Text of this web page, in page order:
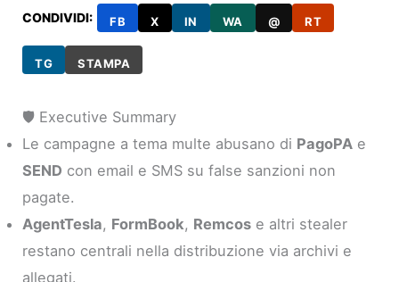
CONDIVIDI: FB X IN WA @ RT
TG STAMPA
🛡️ Executive Summary
Le campagne a tema multe abusano di PagoPA e
SEND con email e SMS su false sanzioni non
pagate.
AgentTesla, FormBook, Remcos e altri stealer
restano centrali nella distribuzione via archivi e
allegati.